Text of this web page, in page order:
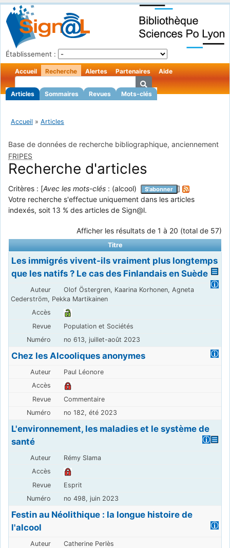
Établissement :
Accueil Recherche
Articles Sommaires Revues Mots-clés
Alertes Partenaires Aide
Accueil » Articles
Base de données de recherche bibliographique, anciennement
FRIPES
Recherche d'articles
Critères : [Avec les mots-clés : (alcool) S'abonner
]
Votre recherche s'effectue uniquement dans les articles
indexés, soit 13 % des articles de Sign@l.
Afficher les résultats de 1 à 20 (total de 57)
Titre
Les immigrés vivent-ils vraiment plus longtemps
que les natifs ? Le cas des Finlandais en Suède
Olof Östergren, Kaarina Korhonen, Agneta
Cederström, Pekka Martikainen
Population et Sociétés
no 613, juillet-août 2023
Chez les Alcooliques anonymes
Paul Léonore
Commentaire
no 182, été 2023
L'environnement, les maladies et le système de
santé
Rémy Slama
Esprit
no 498, juin 2023
Festin au Néolithique : la longue histoire de
l'alcool
Catherine Perlès